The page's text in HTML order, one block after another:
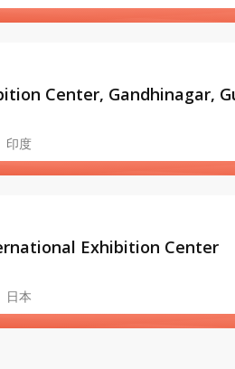
Center, Gandhinagar,
印度
Exhibition Center
日本